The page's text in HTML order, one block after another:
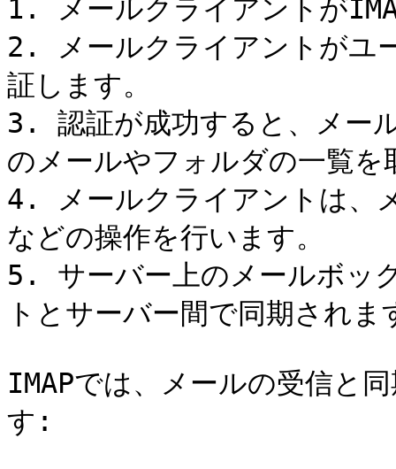
1. メールクライアントが
2. メールクライアントがユ
証します。
3. 認証が成功すると、メー
のメールやフォルダの一覧を
4. メールクライアントは、
などの操作を行います。
5. サーバー上のメールボッ
トとサーバー間で同期されま
IMAPでは、メールの受信と
す: